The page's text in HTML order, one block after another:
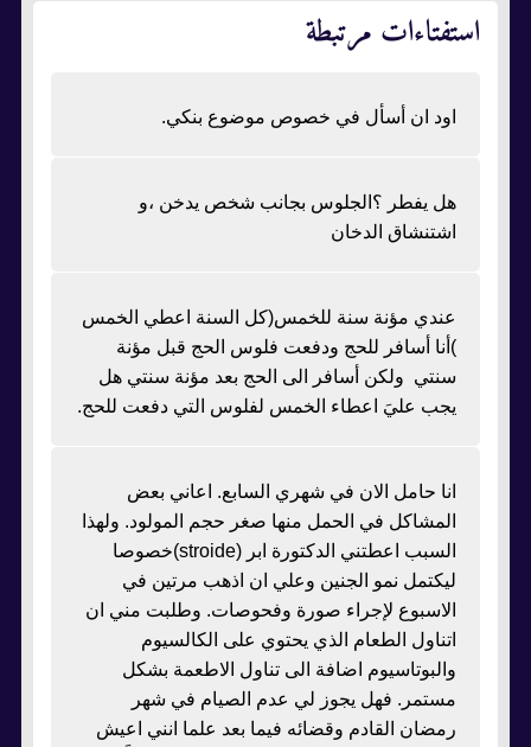
استفتاءات مرتبطة
اود ان أسأل في خصوص موضوع بنكي.
هل يفطر ؟الجلوس بجانب شخص يدخن ،و
اشتنشاق الدخان
عندي مؤنة سنة للخمس(كل السنة اعطي الخمس
)أنا أسافر للحج ودفعت فلوس الحج قبل مؤنة
سنتي ولكن أسافر الى الحج بعد مؤنة سنتي هل
يجب عليَ اعطاء الخمس لفلوس التي دفعت للحج.
انا حامل الان في شهري السابع. اعاني بعض
المشاكل في الحمل منها صغر حجم المولود. ولهذا
السبب اعطتني الدكتورة ابر (stroide)خصوصا
ليكتمل نمو الجنين وعلي ان اذهب مرتين في
الاسبوع لإجراء صورة وفحوصات. وطلبت مني ان
اتناول الطعام الذي يحتوي على الكالسيوم
والبوتاسيوم اضافة الى تناول الاطعمة بشكل
مستمر. فهل يجوز لي عدم الصيام في شهر
رمضان القادم وقضائه فيما بعد علما انني اعيش